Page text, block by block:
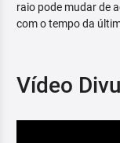
raio pode mudar de
com o tempo da
Vídeo